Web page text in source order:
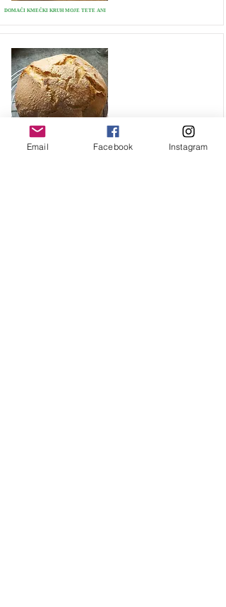
DOMAČI KMEČKI KRUH MOJE TETE ANI
DURUM KRUHEmail Facebook Instagram